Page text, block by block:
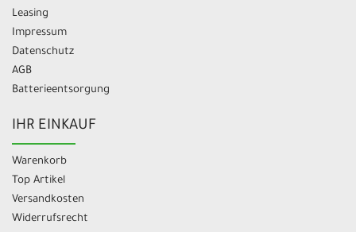
Leasing
Impressum
Datenschutz
AGB
Batterieentsorgung
IHR EINKAUF
Warenkorb
Top Artikel
Versandkosten
Widerrufsrecht